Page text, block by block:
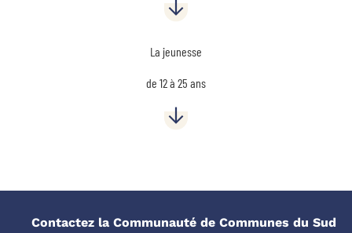
La jeunesse
de 12 à 25 ans
Contactez la Communauté de Communes du Sud